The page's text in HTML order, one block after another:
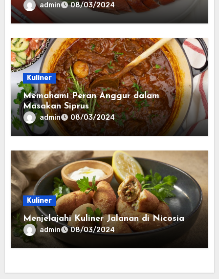
admin 08/03/2024
Kuliner
Memahami Peran Anggur dalam
Masakan Siprus
admin 08/03/2024
Kuliner
Menjelajahi Kuliner Jalanan di Nicosia
admin 08/03/2024